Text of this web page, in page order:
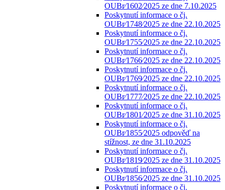
OUBr⁄1602⁄2025 ze dne 7.10.2025
Poskytnutí informace o čj.
OUBr⁄1748⁄2025 ze dne 22.10.2025
Poskytnutí informace o čj.
OUBr⁄1755⁄2025 ze dne 22.10.2025
Poskytnutí informace o čj.
OUBr⁄1766⁄2025 ze dne 22.10.2025
Poskytnutí informace o čj.
OUBr⁄1769⁄2025 ze dne 22.10.2025
Poskytnutí informace o čj.
OUBr⁄1777⁄2025 ze dne 22.10.2025
Poskytnutí informace o čj.
OUBr⁄1801⁄2025 ze dne 31.10.2025
Poskytnutí informace o čj.
OUBr⁄1855⁄2025 odpověď na
stížnost, ze dne 31.10.2025
Poskytnutí informace o čj.
OUBr⁄1819⁄2025 ze dne 31.10.2025
Poskytnutí informace o čj.
OUBr⁄1856⁄2025 ze dne 31.10.2025
Poskytnutí informace o čj.